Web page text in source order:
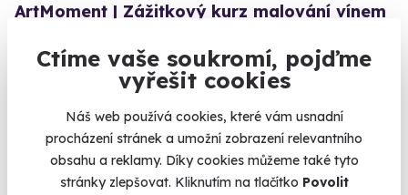
Ctíme vaše soukromí, pojďme
vyřešit cookies
Náš web používá cookies, které vám usnadní
procházení stránek a umožní zobrazení relevantního
obsahu a reklamy. Díky cookies můžeme také tyto
stránky zlepšovat. Kliknutím na tlačítko Povolit
ArtMoment | Zážitkový kurz malování vínem
Degustace vína se someliérem a jedinečné malování vínem
2 490 Kč